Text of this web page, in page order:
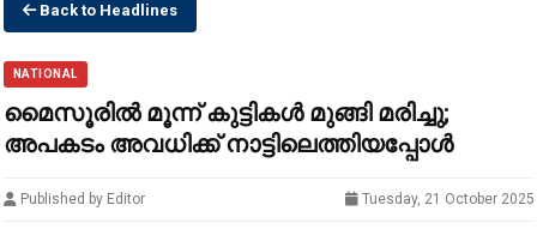
Back to Headlines
NATIONAL
മൈസൂരിൽ മൂന്ന് കുട്ടികൾ മുങ്ങി മരിച്ചു;
അപകടം അവധിക്ക് നാട്ടിലെത്തിയപ്പോൾ
Published by Editor Tuesday, 21 October 2025